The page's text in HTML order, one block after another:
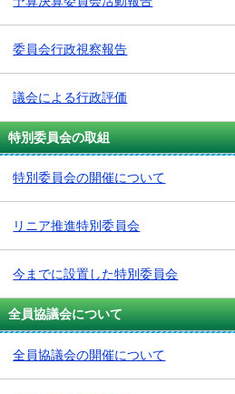
委員会行政視察報告
議会による行政評価
特別委員会の取組
特別委員会の開催について
リニア推進特別委員会
今までに設置した特別委員会
全員協議会について
全員協議会の開催について